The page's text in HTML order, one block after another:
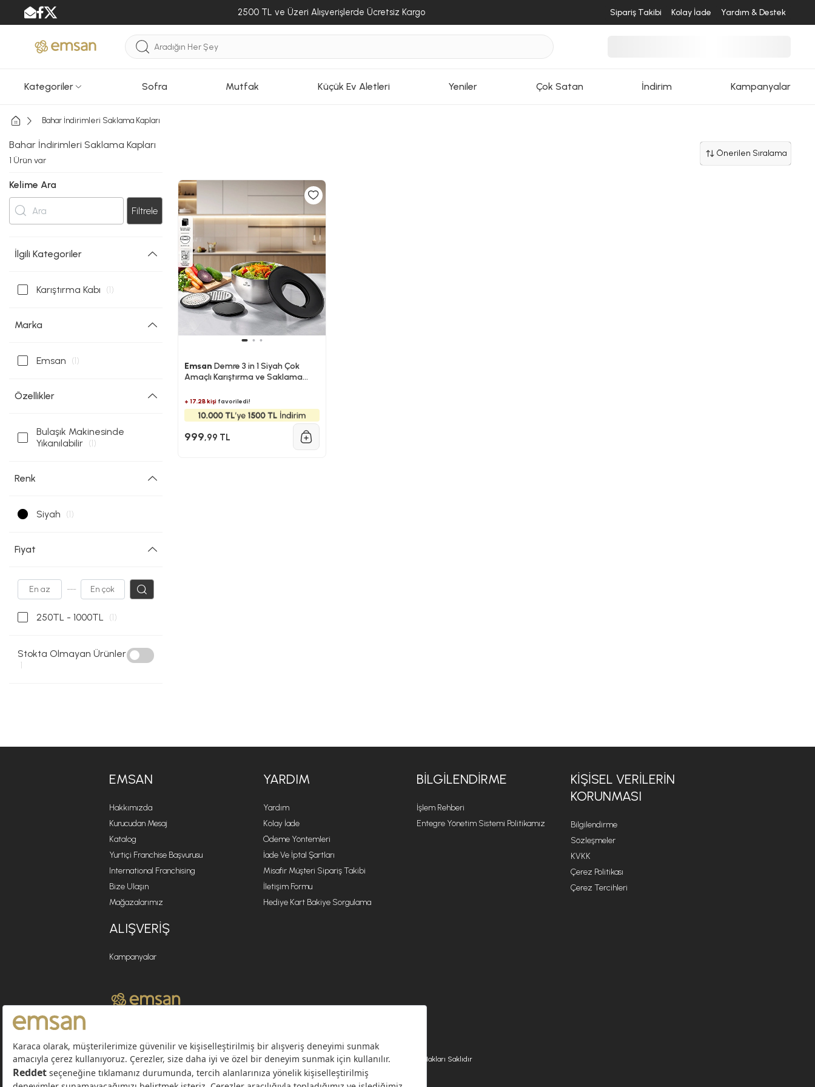
2500 TL ve Üzeri Alışverişlerde Ücretsiz Kargo Sipariş Takibi Kolay İade Yardım & Destek
Kategoriler Sofra Mutfak Küçük Ev Aletleri Yeniler Çok Satan İndirim Kampanyalar
Bahar İndirimleri Saklama Kapları
Bahar İndirimleri Saklama Kapları
1 Ürün var
Kelime Ara
Filtrele
İlgili Kategoriler
Karıştırma Kabı (1)
Marka
Emsan (1)
Özellikler
Bulaşık Makinesinde
Yıkanılabilir (1)
Renk
Siyah (1)
Fiyat
---
250TL - 1000TL (1)
Stokta Olmayan Ürünler
1
Önerilen Sıralama
Emsan Demre 3 in 1 Siyah Çok
Amaçlı Karıştırma ve Saklama
+ 17.2B kişifavoriledi!
999,99 TL
EMSAN
Hakkımızda
Kurucudan Mesaj
Katalog
Yurtiçi Franchise Başvurusu
International Franchising
Bize Ulaşın
Mağazalarımız
YARDIM
Yardım
Kolay İade
Ödeme Yöntemleri
İade Ve İptal Şartları
Misafir Müşteri Sipariş Takibi
İletişim Formu
Hediye Kart Bakiye Sorgulama
BILGILENDIRME
İşlem Rehberi
Entegre Yönetim Sistemi Politikamız
KİŞİSEL VERİLERİN
KORUNMASI
Bilgilendirme
Sözleşmeler
KVKK
Çerez Politikası
Çerez Tercihleri
ALIŞVERIŞ
Kampanyalar
© 2026 EMSAN A.Ş. Tüm Hakları Saklıdır